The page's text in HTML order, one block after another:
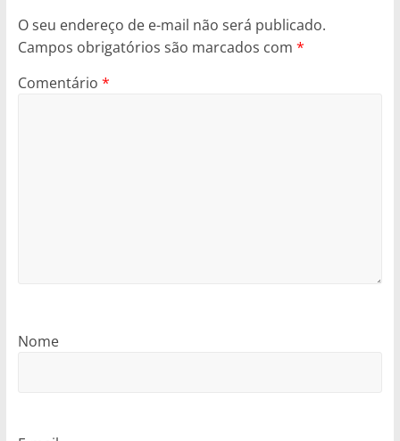
O seu endereço de e-mail não será publicado.
Campos obrigatórios são marcados com *
Comentário *
Nome